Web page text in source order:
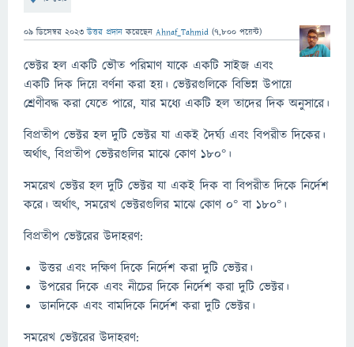
09 ডিসেম্বর 2023 উত্তর প্রদান করেছেন Ahnaf_Tahmid (7,800 পয়েন্ট)
ভেক্টর হল একটি ভৌত পরিমাণ যাকে একটি সাইজ এবং
একটি দিক দিয়ে বর্ণনা করা হয়। ভেক্টরগুলিকে বিভিন্ন উপায়ে
শ্রেণীবদ্ধ করা যেতে পারে, যার মধ্যে একটি হল তাদের দিক অনুসারে।
বিপ্রতীপ ভেক্টর হল দুটি ভেক্টর যা একই দৈর্ঘ্য এবং বিপরীত দিকের।
অর্থাৎ, বিপ্রতীপ ভেক্টরগুলির মাঝে কোণ 180°।
সমরেখ ভেক্টর হল দুটি ভেক্টর যা একই দিক বা বিপরীত দিকে নির্দেশ
করে। অর্থাৎ, সমরেখ ভেক্টরগুলির মাঝে কোণ 0° বা 180°।
বিপ্রতীপ ভেক্টরের উদাহরণ:
উত্তর এবং দক্ষিণ দিকে নির্দেশ করা দুটি ভেক্টর।
উপরের দিকে এবং নীচের দিকে নির্দেশ করা দুটি ভেক্টর।
ডানদিকে এবং বামদিকে নির্দেশ করা দুটি ভেক্টর।
সমরেখ ভেক্টরের উদাহরণ: